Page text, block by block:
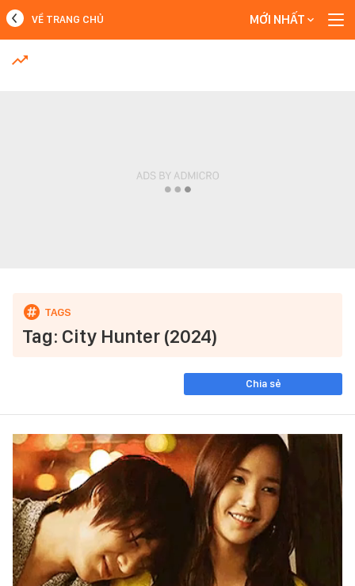
MỚI NHẤT
VỀ TRANG CHỦ MỚI NHẤT
Tag: City Hunter (2024)
Chia sẻ